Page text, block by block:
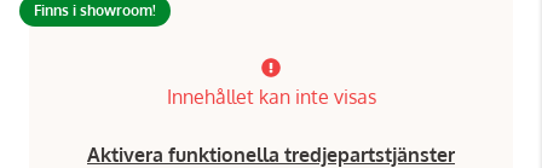
Finns i showroom!
Innehållet kan inte visas
Aktivera funktionella tredjepartstjänster